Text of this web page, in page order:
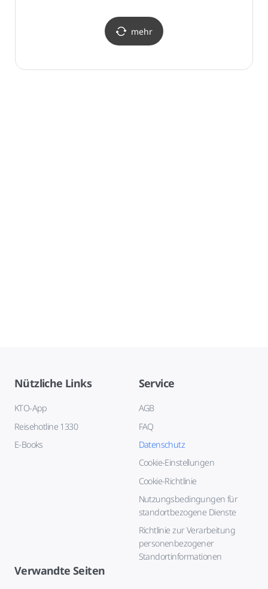
mehr
Nützliche Links
KTO-App
Reisehotline 1330
E-Books
Service
AGB
FAQ
Datenschutz
Cookie-Einstellungen
Cookie-Richtlinie
Nutzungsbedingungen für
standortbezogene Dienste
Richtlinie zur Verarbeitung
personenbezogener
Standortinformationen
Verwandte Seiten